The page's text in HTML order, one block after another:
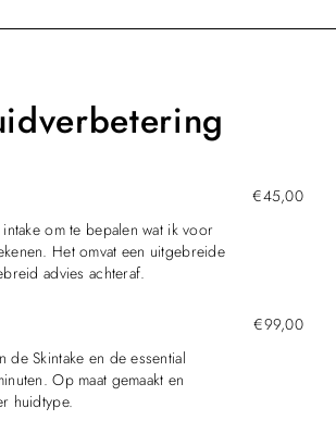
€45,00
intake om te bepalen wat ik voor
Het omvat een uitgebreide
advies achteraf.
€99,00
de Skintake en de essential
Op maat gemaakt en
huidtype.